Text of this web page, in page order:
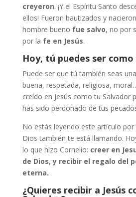
creyeron. ¡Y el Espíritu Santo
ellos! Fueron bautizados y
hombre bueno fue salvo, no por
por la fe en Jesús.
Hoy, tú puedes ser
Puede ser que tú también seas
buena, respetada, religiosa,
creído en Jesús como tu Salvador
has sido perdonado de tus
No estás leyendo este artículo por
Dios también te está llamando.
lo que hizo Cornelio: creer en
de Dios, y recibir el regalo del
eterna.
¿Quieres recibir a Jesús